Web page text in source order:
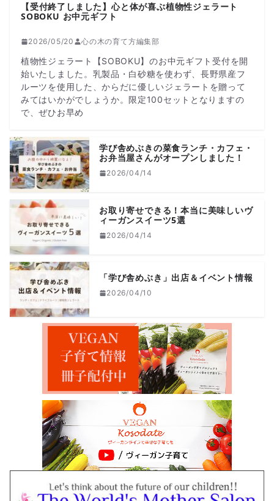
【受付終了しました】心と体が喜ぶ植物性ジェラート
SOBOKU お中元ギフト
2026/05/20 心の木の育て方編集部
植物性ジェラート【SOBOKU】のお中元ギフト受付を開
始いたしました。乳製品・白砂糖を使わず、長野県産フ
ルーツを使用した、からだに優しいジェラートを贈って
みてはいかがでしょうか。限定100セットとなりますの
で、ぜひお早め
学び舎めぶきの菜食ランチ・カフェ・
お弁当屋さんがオープンしました！
2026/04/14
お取り寄せできる！本当に美味しいヴ
ィーガンスイーツ5選
2026/04/14
「学び舎めぶき」出店＆イベント情報
2026/04/10